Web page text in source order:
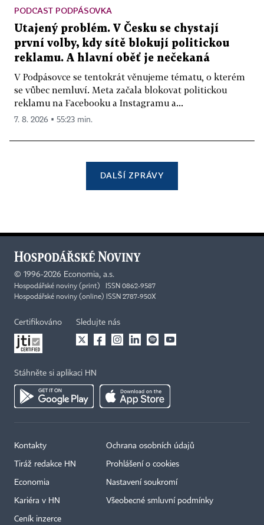
PODCAST PODPÁSOVKA
Utajený problém. V Česku se chystají
první volby, kdy sítě blokují politickou
reklamu. A hlavní oběť je nečekaná
V Podpásovce se tentokrát věnujeme tématu, o kterém
se vůbec nemluví. Meta začala blokovat politickou
reklamu na Facebooku a Instagramu a...
7. 8. 2026 ▪ 55:23 min.
DALŠÍ ZPRÁVY
© 1996-2026 Economia, a.s.
Hospodářské noviny (print) ISSN 0862-9587
Hospodářské noviny (online) ISSN 2787-950X
Certifikováno Sledujte nás
Stáhněte si aplikaci HN
Kontakty
Tiráž redakce HN
Economia
Kariéra v HN
Ceník inzerce
Ochrana osobních údajů
Prohlášení o cookies
Nastavení soukromí
Všeobecné smluvní podmínky